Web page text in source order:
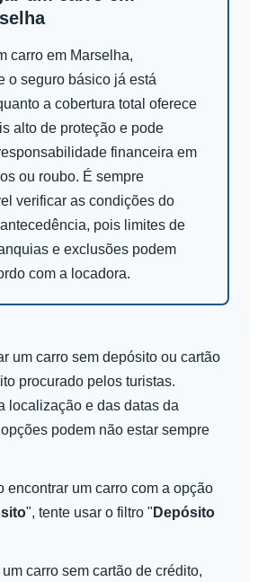
carro em Marselha,
o seguro básico já está
a cobertura total oferece
alto de proteção e pode
financeira em
ou roubo. É sempre
verificar as condições do
pois limites de
e exclusões podem
com a locadora.
um carro sem depósito ou cartão
procurado pelos turistas.
localização e das datas da
podem não estar sempre
encontrar um carro com a opção
", tente usar o filtro " Depósito
carro sem cartão de crédito,